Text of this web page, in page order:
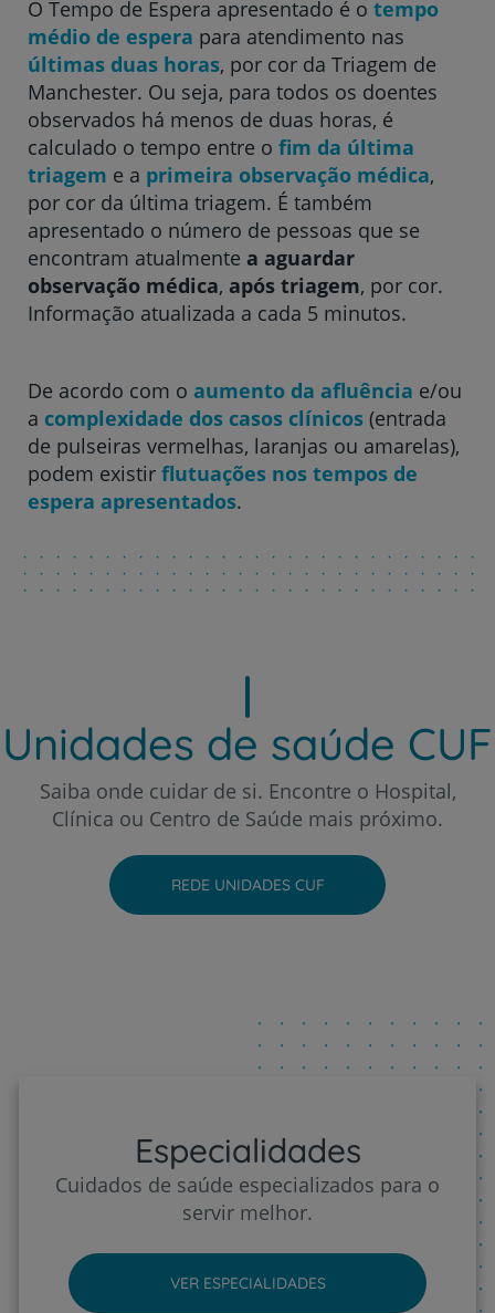
Hospital CUF Descobertas - Lisboa
Hospital CUF Faro
Clínica CUF Funchal
Clínica CUF Guia - AlgarveShopping
Hospital CUF Madeira
Hospital CUF Santarém
Hospital CUF Sintra
Hospital CUF Tejo - Lisboa
Hospital CUF Torres Vedras
O Tempo de Espera apresentado é o tempo
médio de espera para atendimento nas
últimas duas horas, por cor da Triagem de
Manchester. Ou seja, para todos os doentes
observados há menos de duas horas, é
calculado o tempo entre o fim da última
triagem e a primeira observação médica,
por cor da última triagem. É também
apresentado o número de pessoas que se
encontram atualmente a aguardar
observação médica, após triagem, por cor.
Informação atualizada a cada 5 minutos.
De acordo com o aumento da afluência e/ou
a complexidade dos casos clínicos (entrada
de pulseiras vermelhas, laranjas ou amarelas),
podem existir flutuações nos tempos de
espera apresentados.
Unidades de saúde CUF
Saiba onde cuidar de si. Encontre o Hospital,
Clínica ou Centro de Saúde mais próximo.
REDE UNIDADES CUF
Especialidades
Cuidados de saúde especializados para o
servir melhor.
VER ESPECIALIDADES